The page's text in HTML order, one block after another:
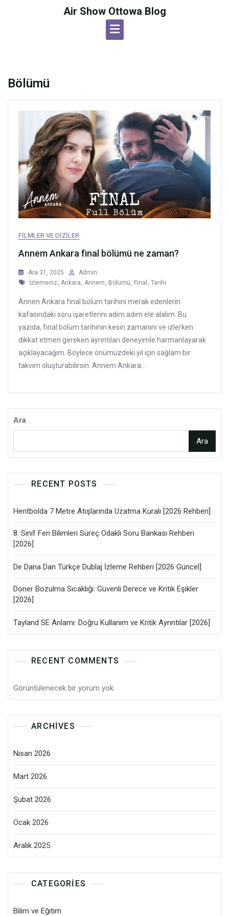
Air Show Ottowa Blog
Bölümü
FILMLER VE DIZILER
Annem Ankara final bölümü ne zaman?
Ara 31, 2025
Admin
Tags
İzlemeniz , Ankara , Annem , Bölümü , Final , Tarihi
Annen Ankara final bölüm tarihini merak edenlerin
kafasındaki soru işaretlerini adım adım ele alalım. Bu
yazıda, final bölüm tarihinin kesin zamanını ve izlerken
dikkat etmen gereken ayrıntıları deneyimle harmanlayarak
açıklayacağım. Böylece önümüzdeki yıl için sağlam bir
takvim oluşturabilirsin. Annem Ankara...
Ara
Ara
RECENT POSTS
Hentbolda 7 Metre Atışlarında Uzatma Kuralı [2026 Rehberi]
8. Sınıf Fen Bilimleri Süreç Odaklı Soru Bankası Rehberi
[2026]
De Dana Dan Türkçe Dublaj İzleme Rehberi [2026 Güncel]
Döner Bozulma Sıcaklığı: Güvenli Derece ve Kritik Eşikler
[2026]
Tayland SE Anlamı: Doğru Kullanım ve Kritik Ayrıntılar [2026]
RECENT COMMENTS
Görüntülenecek bir yorum yok.
ARCHIVES
Nisan 2026
Mart 2026
Şubat 2026
Ocak 2026
Aralık 2025
CATEGORIES
Bilim ve Eğitim